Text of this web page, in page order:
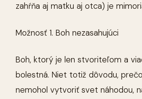
zahŕňa aj matku aj otca) je
Možnosť 1. Boh nezasahujúci
Boh, ktorý je len stvoriteľom a
bolestná. Niet totiž dôvodu,
nemohol vytvoriť svet náhodou,